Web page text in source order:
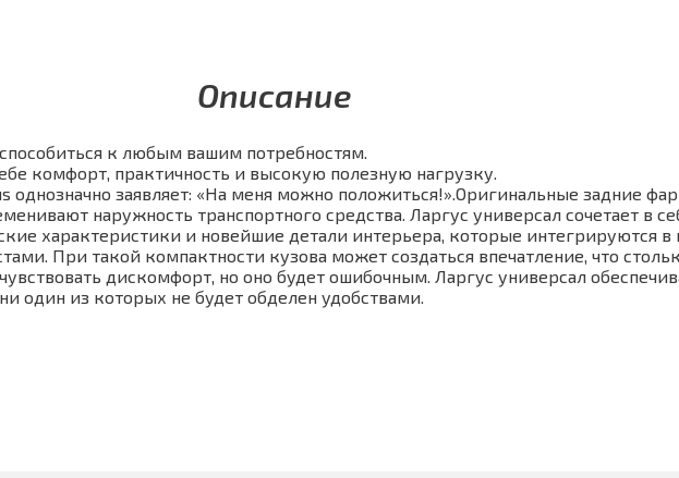
Описание
к любым вашим потребностям.
комфорт, практичность и высокую полезную нагрузку.
однозначно заявляет: «На меня можно положиться!».Оригинальные задние
наружность транспортного средства. Ларгус универсал сочетает в
характеристики и новейшие детали интерьера, которые интегрируются
При такой компактности кузова может создаться впечатление, что
дискомфорт, но оно будет ошибочным. Ларгус универсал
один из которых не будет обделен удобствами.